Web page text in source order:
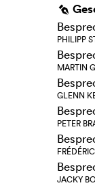
g
PHILIPP
MARTIN
GLENN
PETER
JACKY